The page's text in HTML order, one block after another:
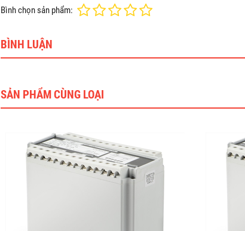
Bình chọn sản phẩm:
BÌNH LUẬN
SẢN PHẨM CÙNG LOẠI